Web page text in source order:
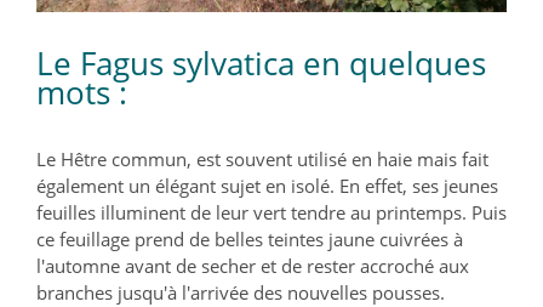
Le Fagus sylvatica en quelques
mots :
Le Hêtre commun, est souvent utilisé en haie mais fait
également un élégant sujet en isolé. En effet, ses jeunes
feuilles illuminent de leur vert tendre au printemps. Puis
ce feuillage prend de belles teintes jaune cuivrées à
l'automne avant de secher et de rester accroché aux
branches jusqu'à l'arrivée des nouvelles pousses.